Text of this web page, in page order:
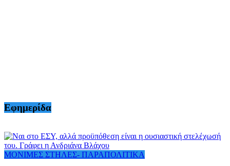
Εφημερίδα
ΜΟΝΙΜΕΣ ΣΤΗΛΕΣ- ΠΑΡΑΠΟΛΙΤΙΚΑ